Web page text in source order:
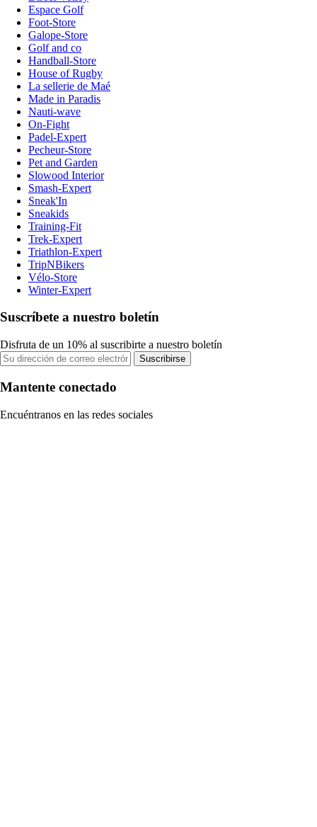
Espace Golf
Foot-Store
Galope-Store
Golf and co
Handball-Store
House of Rugby
La sellerie de Maé
Made in Paradis
Nauti-wave
On-Fight
Padel-Expert
Pecheur-Store
Pet and Garden
Slowood Interior
Smash-Expert
Sneak'In
Sneakids
Training-Fit
Trek-Expert
Triathlon-Expert
TripNBikers
Vélo-Store
Winter-Expert
Suscríbete a nuestro boletín
Disfruta de un 10% al suscribirte a nuestro boletín
Suscribirse
Mantente conectado
Encuéntranos en las redes sociales